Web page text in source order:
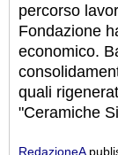
percorso
Fondazione
economico.
quali
"Ceramiche
RedazioneA